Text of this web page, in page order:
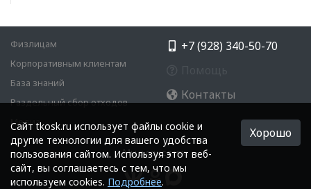
Физлицам
Корпоративным клиентам
База знаний
Раздельный сбор отходов
Медиа
+7 (928) 340-50-70
Контакты
Мы в соцсетях:
Cайт tkosk.ru использует файлы cookie и
другие технологии для вашего удобства
пользования сайтом. Используя этот веб-
сайт, вы соглашаетесь с тем, что мы
используем cookies. Подробнее.
Хорошо